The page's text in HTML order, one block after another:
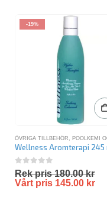
-19%
ÖVRIGA TILLBEHÖR POOLKEMI OCH
0out of 5
Rek pris180.00kr
Vårt pris 145.00 kr